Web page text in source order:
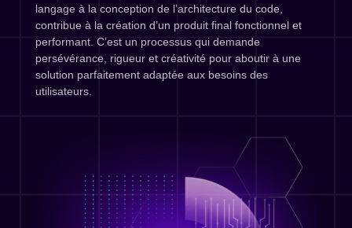
langage à la conception de l’architecture du code,
contribue à la création d’un produit final fonctionnel et
performant. C’est un processus qui demande
persévérance, rigueur et créativité pour aboutir à une
solution parfaitement adaptée aux besoins des
utilisateurs.